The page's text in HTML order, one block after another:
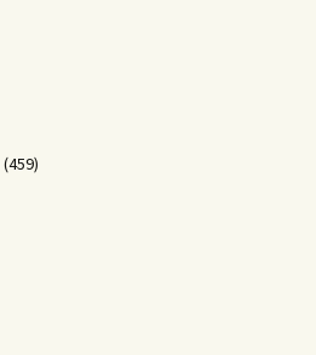
(459)